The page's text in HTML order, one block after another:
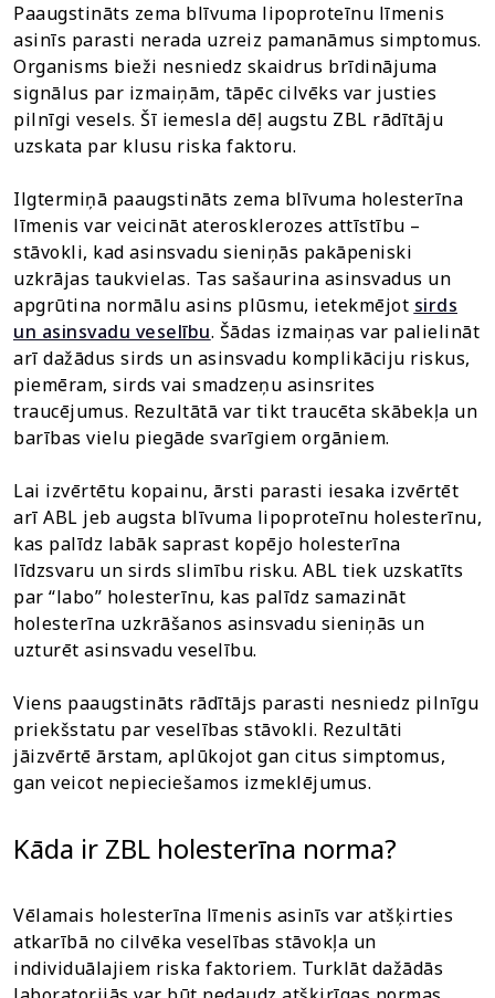
Paaugstināts zema blīvuma lipoproteīnu līmenis
asinīs parasti nerada uzreiz pamanāmus simptomus.
Organisms bieži nesniedz skaidrus brīdinājuma
signālus par izmaiņām, tāpēc cilvēks var justies
pilnīgi vesels. Šī iemesla dēļ augstu ZBL rādītāju
uzskata par klusu riska faktoru.
Ilgtermiņā paaugstināts zema blīvuma holesterīna
līmenis var veicināt aterosklerozes attīstību –
stāvokli, kad asinsvadu sieniņās pakāpeniski
uzkrājas taukvielas. Tas sašaurina asinsvadus un
apgrūtina normālu asins plūsmu, ietekmējot sirds
un asinsvadu veselību. Šādas izmaiņas var palielināt
arī dažādus sirds un asinsvadu komplikāciju riskus,
piemēram, sirds vai smadzeņu asinsrites
traucējumus. Rezultātā var tikt traucēta skābekļa un
barības vielu piegāde svarīgiem orgāniem.
Lai izvērtētu kopainu, ārsti parasti iesaka izvērtēt
arī ABL jeb augsta blīvuma lipoproteīnu holesterīnu,
kas palīdz labāk saprast kopējo holesterīna
līdzsvaru un sirds slimību risku. ABL tiek uzskatīts
par “labo” holesterīnu, kas palīdz samazināt
holesterīna uzkrāšanos asinsvadu sieniņās un
uzturēt asinsvadu veselību.
Viens paaugstināts rādītājs parasti nesniedz pilnīgu
priekšstatu par veselības stāvokli. Rezultāti
jāizvērtē ārstam, aplūkojot gan citus simptomus,
gan veicot nepieciešamos izmeklējumus.
Kāda ir ZBL holesterīna norma?
Vēlamais holesterīna līmenis asinīs var atšķirties
atkarībā no cilvēka veselības stāvokļa un
individuālajiem riska faktoriem. Turklāt dažādās